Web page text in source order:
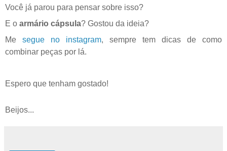
Você já parou para pensar sobre isso?
E o armário cápsula? Gostou da ideia?
Me segue no instagram, sempre tem dicas de como
combinar peças por lá.
Espero que tenham gostado!
Beijos...